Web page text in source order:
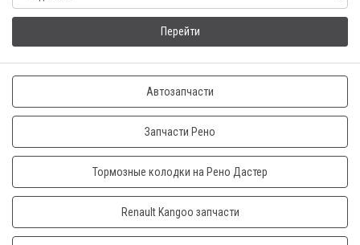
Перейти
Автозапчасти
Запчасти Рено
Тормозные колодки на Рено Дастер
Renault Kangoo запчасти